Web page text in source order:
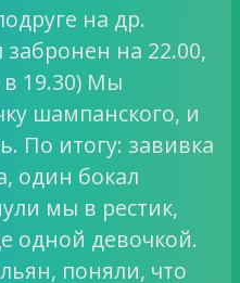
на др.
на 22.00,
в 19.30) Мы
шампанского, и
По итогу: завивка
один бокал
мы в рестик,
одной девочкой.
поняли, что